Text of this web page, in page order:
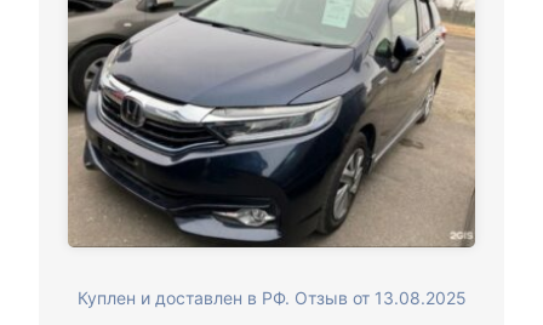
Куплен и доставлен в РФ. Отзыв от 13.08.2025